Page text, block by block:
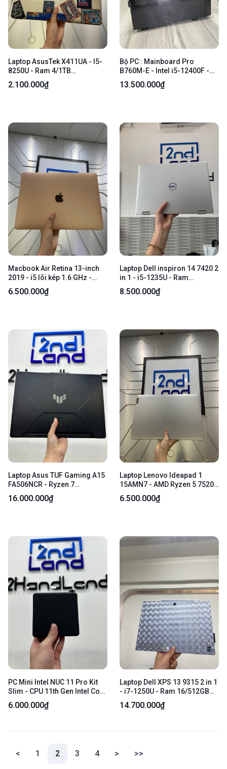
Laptop AsusTek X411UA - I5-
8250U - Ram 4/1TB
HDD+120gb SSD - Pin chai
nặng - Màu đồng - Ngoại
2.100.000₫
Bộ PC : Mainboard Pro
B760M-E - Intel i5-12400F -
MSI GEFORCE RTX 3050 6GB -
Ổ SSD 512GB SK 99 chạy 519
+ DP
13.500.000₫
Macbook Air Retina 13-inch
2019 - i5 lõi kép 1.6 GHz -
Ram 8/256GB - Đồ hoạ Intel
UHD Graphics 617 - Pin 100%
trên màn - Kèm sạc
6.500.000₫
Laptop Dell inspiron 14 7420 2
in 1 - i5-1235U - Ram
16GB/512GB SSD - Màu bạc -
Pin 48% - Ngoại hình: 97% -
8.500.000₫
Laptop Asus TUF Gaming A15
FA506NCR - Ryzen 7
7435HS/RTX 3050 - Ram
16/512GB SSD (99%) - Pin
16.000.000₫
Laptop Lenovo Ideapad 1
15AMN7 - AMD Ryzen 5 7520U
- Ram 8/512gb SSD - AMD
RadeonT 610M - Pin 80% -
sáng, bản lề lỏng - Kèm sạc
6.500.000₫
PC Mini Intel NUC 11 Pro Kit
Slim - CPU 11th Gen Intel Core
i5-1135G7 @ 2.40GHz - Ram
8/256GB GPU Intel Iris Xe
6.000.000₫
Laptop Dell XPS 13 9315 2 in 1
- i7-1250U - Ram 16/512GB
SSD - Pin 70% - Màu xanh
dương - Ngoại hình: 97% -
14.700.000₫
< 1 2 (current)
3 4 > >>